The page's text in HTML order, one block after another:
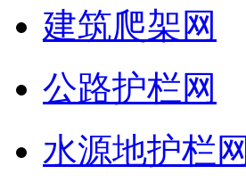
建筑爬架网
公路护栏网
水源地护栏网